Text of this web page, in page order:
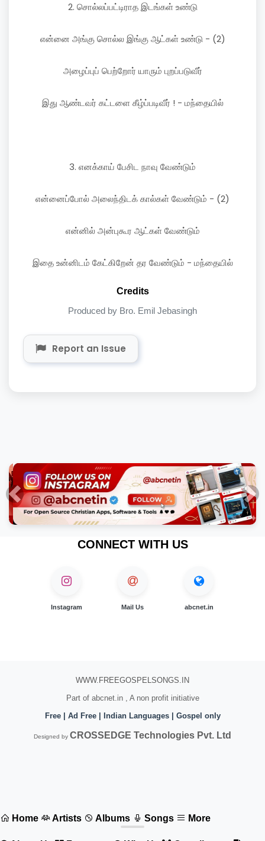
2. சொல்லப்பட்டிராத இடங்கள் உண்டு
என்னை அங்கு சொல்ல இங்கு ஆட்கள் உண்டு - (2)
அழைப்புப் பெற்றோர் யாரும் புறப்படுவீர்
இது ஆண்டவர் கட்டளை கீழ்ப்படிவீர் ! - மந்தையில்
3. எனக்காய் பேசிட நாவு வேண்டும்
என்னைப்போல் அலைந்திடக் கால்கள் வேண்டும் - (2)
என்னில் அன்புகூர ஆட்கள் வேண்டும்
இதை உன்னிடம் கேட்கிறேன் தர வேண்டும் - மந்தையில்
Credits
Produced by Bro. Emil Jebasingh
Report an Issue
Previous
CONNECT WITH US
Instagram Mail Us abcnet.in
WWW.FREEGOSPELSONGS.IN
Part of abcnet.in , A non profit initiative
Free | Ad Free | Indian Languages | Gospel only
Designed by CROSSEDGE Technologies Pvt. Ltd
Home Artists Albums Songs More